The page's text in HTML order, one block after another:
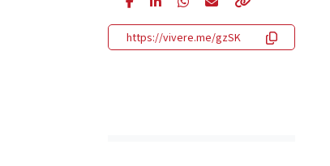
https://vivere.me/gzSK